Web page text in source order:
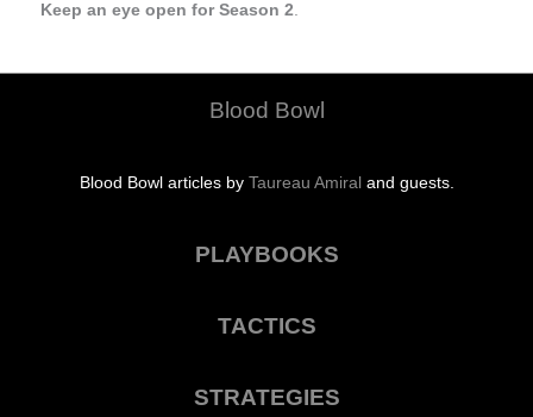
Keep an eye open for Season 2.
Blood Bowl
Blood Bowl articles by Taureau Amiraland guests.
PLAYBOOKS
TACTICS
STRATEGIES